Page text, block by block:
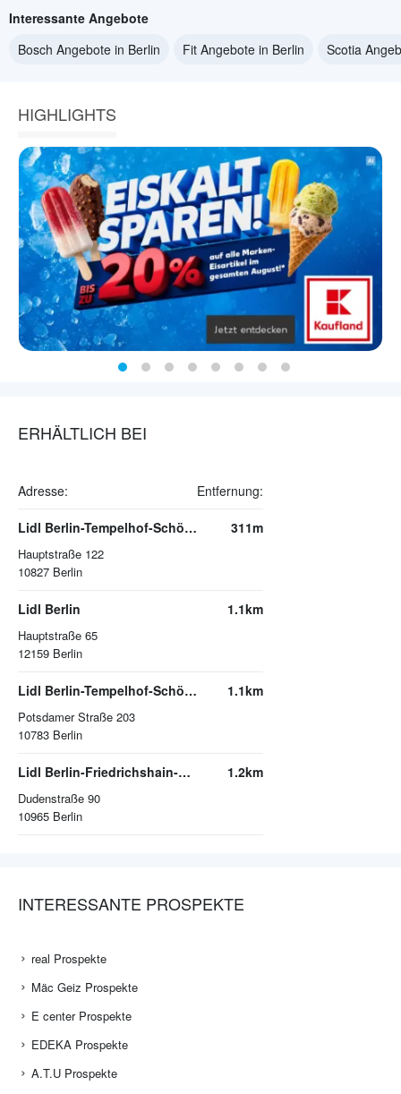
Interessante Angebote
Bosch Angebote in Berlin
Fit Angebote in Berlin Scotia
HIGHLIGHTS
ERHÄLTLICH BEI
Adresse: Entfernung:
Lidl Berlin-Tempelhof-Schöneberg Schöneberg
Hauptstraße 122
10827 Berlin
311m
Lidl Berlin
Hauptstraße 65
12159 Berlin
1.1km
Lidl Berlin-Tempelhof-Schöneberg Schöneberg
Potsdamer Straße 203
10783 Berlin
1.1km
Lidl Berlin-Friedrichshain-Kreuzberg Kreuzberg
Dudenstraße 90
10965 Berlin
1.2km
INTERESSANTE PROSPEKTE
real Prospekte
Mäc Geiz Prospekte
E center Prospekte
EDEKA Prospekte
A.T.U Prospekte